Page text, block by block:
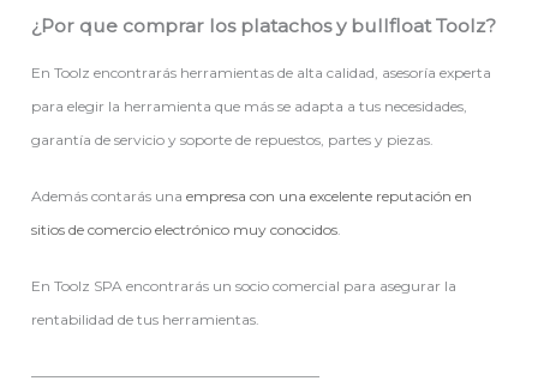
¿Por que comprar los platachos y bullfloat Toolz?
En Toolz encontrarás herramientas de alta calidad, asesoría experta
para elegir la herramienta que más se adapta a tus necesidades,
garantía de servicio y soporte de repuestos, partes y piezas.
Además contarás unaempresa con una excelente reputación en
sitios de comercio electrónico muy conocidos
En Toolz SPA encontrarás un socio comercial para asegurar la
rentabilidad de tus herramientas.
————————————————————